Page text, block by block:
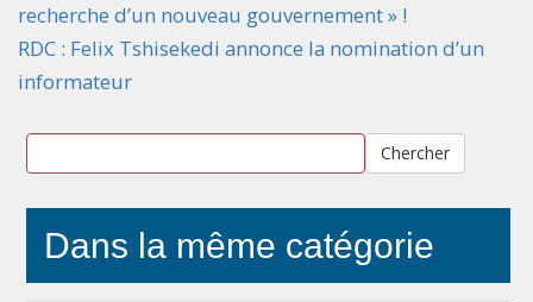
recherche d’un nouveau gouvernement » !
RDC : Felix Tshisekedi annonce la nomination d’un
informateur
Chercher
Dans la même catégorie